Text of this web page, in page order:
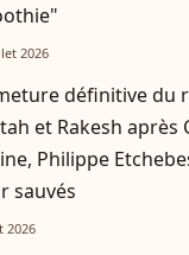
2026
définitive du
et Rakesh après
Philippe
sauvés
2026